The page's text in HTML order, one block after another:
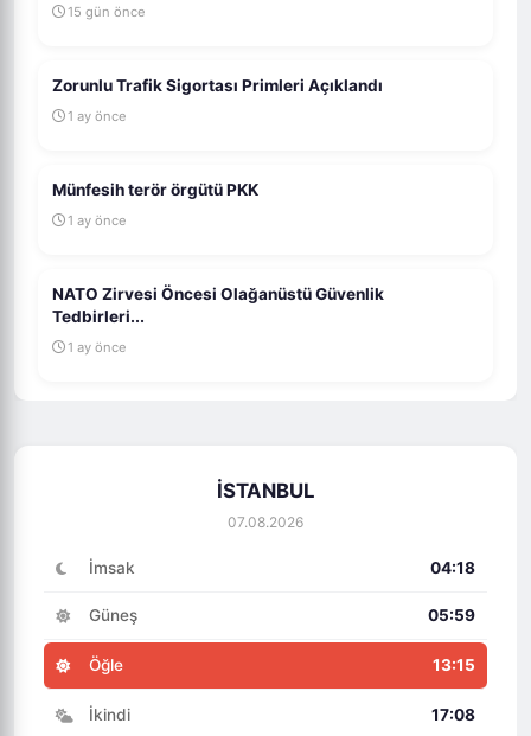
15 gün önce
Zorunlu Trafik Sigortası Primleri Açıklandı
1 ay önce
Münfesih terör örgütü PKK
1 ay önce
NATO Zirvesi Öncesi Olağanüstü Güvenlik
Tedbirleri...
1 ay önce
İSTANBUL
07.08.2026
İmsak 04:18
Güneş 05:59
Öğle 13:15
İkindi 17:08